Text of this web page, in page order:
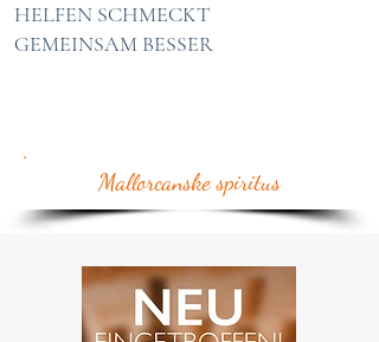
HELFEN SCHMECKT
GEMEINSAM BESSER
Mallorcanske spiritus